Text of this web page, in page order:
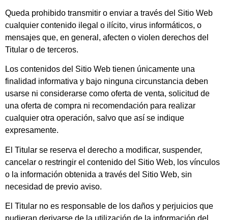
Queda prohibido transmitir o enviar a través del Sitio Web
cualquier contenido ilegal o ilícito, virus informáticos, o
mensajes que, en general, afecten o violen derechos del
Titular o de terceros.
Los contenidos del Sitio Web tienen únicamente una
finalidad informativa y bajo ninguna circunstancia deben
usarse ni considerarse como oferta de venta, solicitud de
una oferta de compra ni recomendación para realizar
cualquier otra operación, salvo que así se indique
expresamente.
El Titular se reserva el derecho a modificar, suspender,
cancelar o restringir el contenido del Sitio Web, los vínculos
o la información obtenida a través del Sitio Web, sin
necesidad de previo aviso.
El Titular no es responsable de los daños y perjuicios que
pudieran derivarse de la utilización de la información del